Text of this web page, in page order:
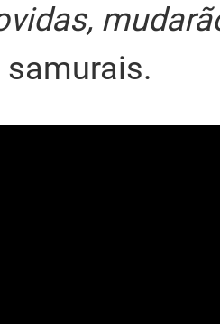
samurais.